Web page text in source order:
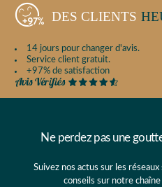
DES CLIENTS
14 jours pour changer d'avis.
Service client gratuit.
+97% de satisfaction
Ne perdez pas une
Suivez nos actus sur les
conseils sur notre chaîne